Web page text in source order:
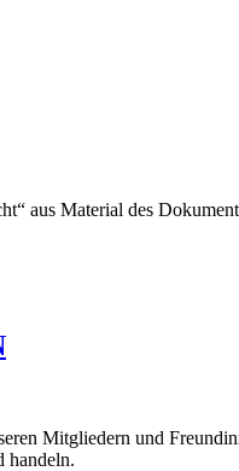
aus Material des
Mitgliedern und
handeln.